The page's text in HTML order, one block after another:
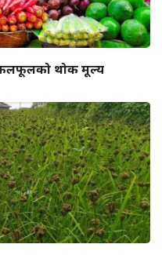
फलफूलको थोक मूल्य